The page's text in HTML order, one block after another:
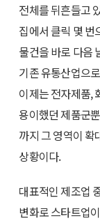
전체를 뒤흔들고
집에서 클릭 몇 번
물건을 바로 다음
기존 유통산업으
이제는 전자제품,
용이했던 제품군
까지 그 영역이
상황이다.
대표적인 제조업
변화로 스타트업